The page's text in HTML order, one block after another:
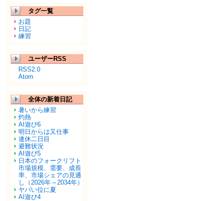
タグ一覧
お題
日記
練習
ユーザーRSS
RSS2.0
Atom
全体の新着日記
暑いから練習
灼熱
AI遊び6
明日からは又仕事
連休二日目
避難状況
AI遊び5
日本のフォークリフト
市場規模、需要、成長
率、市場シェアの見通
し（2026年～2034年）
ヤバい位に夏
AI遊び4